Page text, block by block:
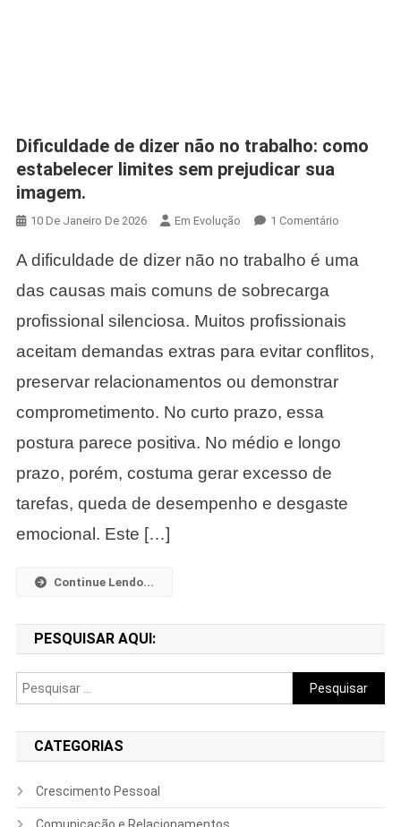
Dificuldade de dizer não no trabalho: como
estabelecer limites sem prejudicar sua
imagem.
10 De Janeiro De 2026 Em Evolução 1 ComentárioEm
De
No
Trabalho:
Estabelecer
Prejudicar
A dificuldade de dizer não no trabalho é uma
das causas mais comuns de sobrecarga
profissional silenciosa. Muitos profissionais
aceitam demandas extras para evitar conflitos,
preservar relacionamentos ou demonstrar
comprometimento. No curto prazo, essa
postura parece positiva. No médio e longo
prazo, porém, costuma gerar excesso de
tarefas, queda de desempenho e desgaste
emocional. Este […]
Continue Lendo...
PESQUISAR AQUI:
Pesquisar
por:
CATEGORIAS
Crescimento Pessoal